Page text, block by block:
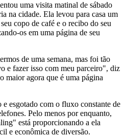
uma visita matinal de sábado
na cidade. Ela levou para casa um
copo de café e o recibo do seu
os em uma página de seu
de uma semana, mas foi tão
e fazer isso com meu parceiro", diz
agora que é uma página
e esgotado com o fluxo constante de
Pelo menos por enquanto,
está proporcionando a ela
e econômica de diversão.